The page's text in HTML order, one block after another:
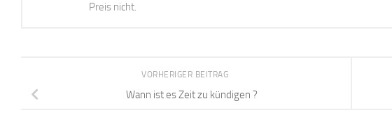
Preis nicht.
VORHERIGER BEITRAG
Wann ist es Zeit zu kündigen ?